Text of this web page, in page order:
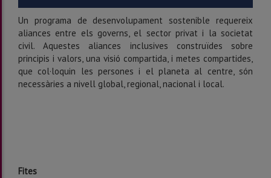
Un programa de desenvolupament sostenible requereix
aliances entre els governs, el sector privat i la societat
civil. Aquestes aliances inclusives construïdes sobre
principis i valors, una visió compartida, i metes compartides,
que col·loquin les persones i el planeta al centre, són
necessàries a nivell global, regional, nacional i local.
Fites